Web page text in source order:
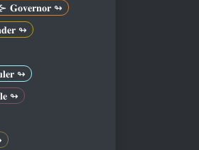
𝐆𝐨𝐯𝐞𝐫𝐧𝐨𝐫 ↬
↬
↬
↬